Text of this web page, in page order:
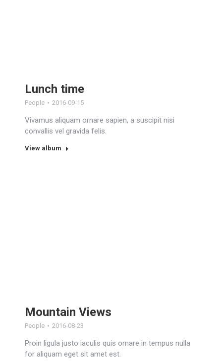
Lunch time
People 2016-09-15
Vivamus aliquam ornare sapien, a suscipit nisi
convallis vel gravida felis.
View album
Mountain Views
People 2016-08-23
Proin ligula justo iaculis quis ornare in tempus nulla
for aliquam eget sit amet est.